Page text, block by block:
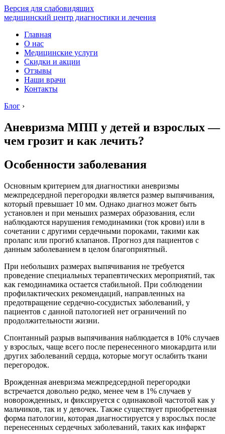
Версия для слабовидящих
медицинский центр диагностики и лечения
Главная
О нас
Медицинские услуги
Скидки и акции
Отзывы
Наши врачи
Контакты
Блог ›
Аневризма МПП у детей и взрослых —
чем грозит и как лечить?
Особенности заболевания
Основным критерием для диагностики аневризмы
межпредсердной перегородки является размер выпячивания,
который превышает 10 мм. Однако диагноз может быть
установлен и при меньших размерах образования, если
наблюдаются нарушения гемодинамики (ток крови) или в
сочетании с другими сердечными пороками, такими как
пролапс или прогиб клапанов. Прогноз для пациентов с
данным заболеванием в целом благоприятный.
При небольших размерах выпячивания не требуется
проведение специальных терапевтических мероприятий, так
как гемодинамика остается стабильной. При соблюдении
профилактических рекомендаций, направленных на
предотвращение сердечно-сосудистых заболеваний, у
пациентов с данной патологией нет ограничений по
продолжительности жизни.
Спонтанный разрыв выпячивания наблюдается в 10% случаев
у взрослых, чаще всего после перенесенного миокардита или
других заболеваний сердца, которые могут ослабить ткани
перегородок.
Врожденная аневризма межпредсердной перегородки
встречается довольно редко, менее чем в 1% случаев у
новорожденных, и фиксируется с одинаковой частотой как у
мальчиков, так и у девочек. Также существует приобретенная
форма патологии, которая диагностируется у взрослых после
перенесенных сердечных заболеваний, таких как инфаркт